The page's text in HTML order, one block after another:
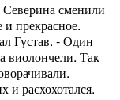
сменили
прекрасное.
Густав. - Один
виолончели. Так
и расхохотался.